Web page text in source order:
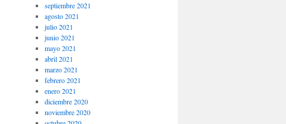
septiembre 2021
agosto 2021
julio 2021
junio 2021
mayo 2021
abril 2021
marzo 2021
febrero 2021
enero 2021
diciembre 2020
noviembre 2020